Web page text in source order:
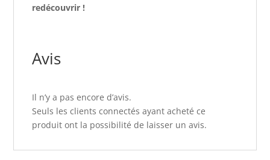
redécouvrir !
Avis
Il n’y a pas encore d’avis.
Seuls les clients connectés ayant acheté ce
produit ont la possibilité de laisser un avis.